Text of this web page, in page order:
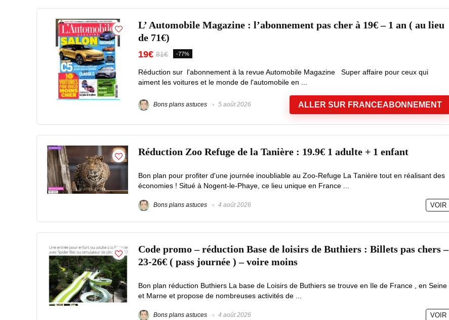
L’ Automobile Magazine : l’abonnement pas cher à 19€ – 1 an ( au lieu
de 71€)
19€ 81€ -77%
Réduction sur l'abonnement à la revue Automobile Magazine Super affaire pour ceux qui
aiment les voitures et le monde de l'automobile en ...
Bons plans astuces 5 août 2026 ALLER SUR FRANCEABONNEMENT
Réduction Zoo Refuge de la Tanière : 19.9€ 1 adulte + 1 enfant
Bon plan pour profiter d'une journée inoubliable au Zoo-Refuge La Tanière tout en réalisant des
économies ! Situé à Nogent-le-Phaye, ce lieu unique en France ...
Bons plans astuces 4 août 2026 VOIR
Code promo – réduction Base de loisirs de Buthiers : Billets pas chers –
23-26€ ( pass journée ) – voire moins
Bon plan réduction Buthiers La base de Loisirs de Buthiers se trouve en Ile de France , en Seine
et Marne et propose de nombreuses activités de ...
Bons plans astuces 4 août 2026 VOIR